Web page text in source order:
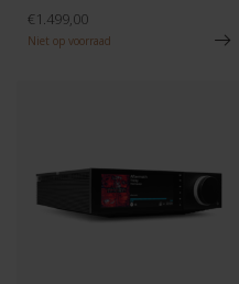
€1.499,00
Niet op voorraad